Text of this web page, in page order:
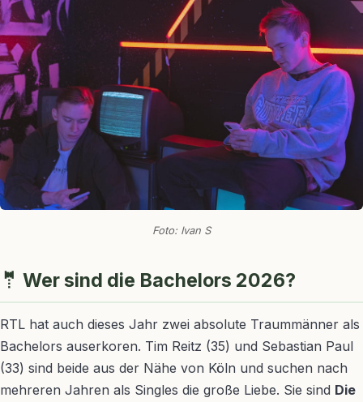
Foto: Ivan S
🤵 Wer sind die Bachelors 2026?
RTL hat auch dieses Jahr zwei absolute Traummänner als
Bachelors auserkoren. Tim Reitz (35) und Sebastian Paul
(33) sind beide aus der Nähe von Köln und suchen nach
mehreren Jahren als Singles die große Liebe. Sie sind Die